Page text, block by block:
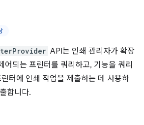
API는 인쇄 관리자가 확장
어되는 프린터를 쿼리하고, 기능을 쿼리
터에 인쇄 작업을 제출하는 데 사용하
합니다.